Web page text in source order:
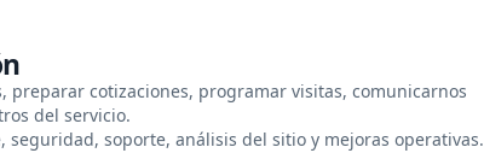
preparar cotizaciones, programar visitas, comunicarnos
del servicio.
soporte, análisis del sitio y mejoras operativas.